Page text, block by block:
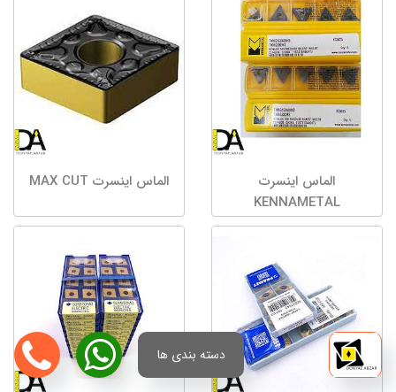
الماس اینسرت
KENNAMETAL
الماس اینسرت MAX CUT
دسته بندی ها